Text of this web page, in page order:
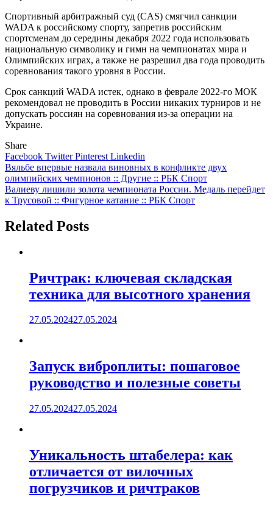
Спортивный арбитражный суд (CAS) смягчил санкции
WADA к российскому спорту, запретив российским
спортсменам до середины декабря 2022 года использовать
национальную символику и гимн на чемпионатах мира и
Олимпийских играх, а также не разрешил два года проводить
соревнования такого уровня в России.
Срок санкций WADA истек, однако в феврале 2022-го МОК
рекомендовал не проводить в России никаких турниров и не
допускать россиян на соревнования из-за операции на
Украине.
Share
Facebook TwitterPinterest Linkedin
Навигация
по
записям
Вяльбе впервые назвала виновных в конфликте двух
олимпийских чемпионов :: Другие :: РБК Спорт
Валиеву лишили золота чемпионата России. Медаль перейдет
к Трусовой :: Фигурное катание :: РБК Спорт
Related Posts
Ричтрак: ключевая складская
техника для высотного хранения
27.05.202427.05.2024
Запуск виброплиты: пошаговое
руководство и полезные советы
27.05.202427.05.2024
Уникальность штабелера: как
отличается от вилочных
погрузчиков и ричтраков